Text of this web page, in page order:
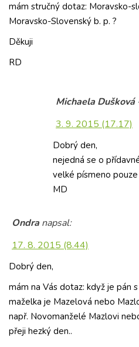
mám stručný dotaz: Moravsko-
Moravsko-Slovenský b. p. ?
Děkuji
RD
Michaela Dušková
3. 9. 2015 (17.17)
Dobrý den,
nejedná se o
velké písmeno pouze
MD
Ondra napsal:
17. 8. 2015 (8.44)
Dobrý den,
mám na Vás dotaz: když je pán
maželka je Mazelová nebo
např. Novomanželé Mazlovi
přeji hezký den..